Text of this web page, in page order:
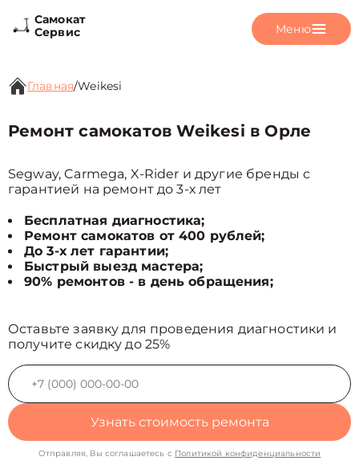
Самокат
Сервис
Меню
Главная/Weikesi
Ремонт самокатов Weikesi в Орле
Segway, Carmega, X-Rider и другие бренды с
гарантией на ремонт до 3-х лет
Бесплатная диагностика;
Ремонт самокатов от 400 рублей;
До 3-х лет гарантии;
Быстрый выезд мастера;
90% ремонтов - в день обращения;
Оставьте заявку для проведения диагностики и
получите скидку до 25%
Узнать стоимость ремонта
Отправляя, Вы соглашаетесь с Политикой конфиденциальности